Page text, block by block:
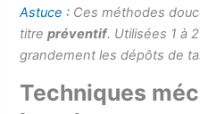
Astuce : Ces méthodes
titrepréventif. Utilisées 1 à
grandement les dépôts de
Techniques